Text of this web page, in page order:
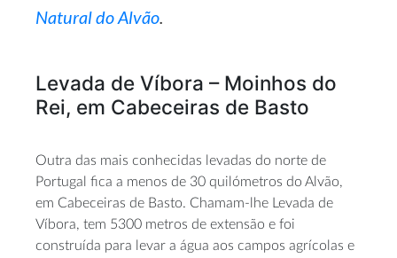
Natural do Alvão.
Levada de Víbora – Moinhos do
Rei, em Cabeceiras de Basto
Outra das mais conhecidas levadas do norte de
Portugal fica a menos de 30 quilómetros do Alvão,
em Cabeceiras de Basto. Chamam-lhe Levada de
Víbora, tem 5300 metros de extensão e foi
construída para levar a água aos campos agrícolas e